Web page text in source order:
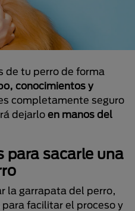
de tu perro de forma
conocimientos y
es completamente seguro
dejarlo en manos del
para sacarle una
la garrapata del perro,
facilitar el proceso y